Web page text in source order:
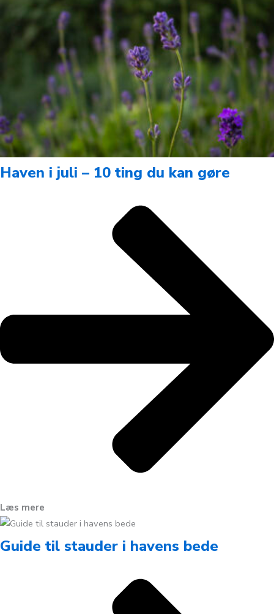
Haven i juli – 10 ting du kan gøre
Læs mere
Guide til stauder i havens bede